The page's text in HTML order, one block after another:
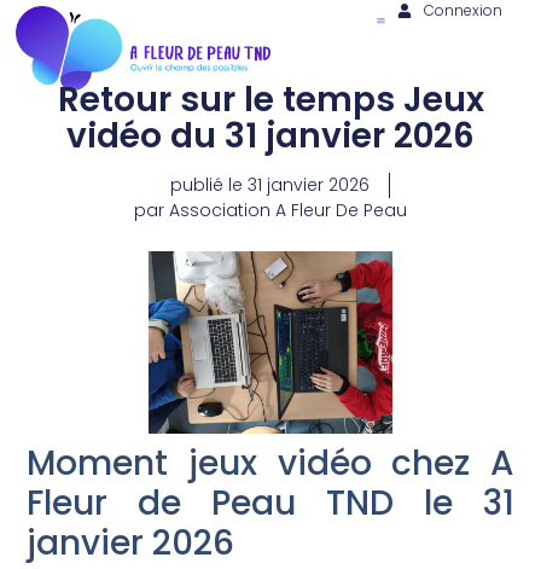
Connexion
Retour sur le temps Jeux
vidéo du 31 janvier 2026
publié le 31 janvier 2026
par Association A Fleur De Peau
Moment jeux vidéo chez A
Fleur de Peau TND le 31
janvier 2026